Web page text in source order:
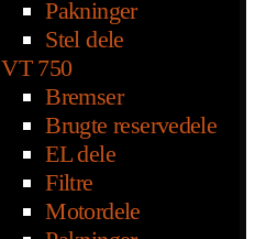
Pakninger
Stel dele
VT 750
Bremser
Brugte reservedele
EL dele
Filtre
Motordele